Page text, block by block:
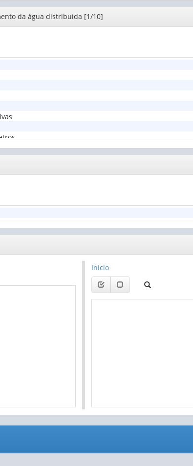
da água distribuída [1/10]
Inicio